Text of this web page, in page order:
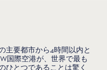
主要都市から4時間以内と
国際空港が、世界で最も
ひとつであることは驚く